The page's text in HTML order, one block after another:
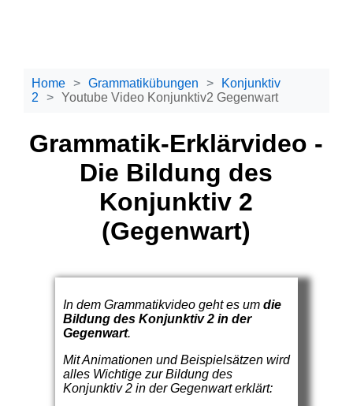
Home Grammatikübungen
Konjunktiv
2
Youtube Video Konjunktiv2 Gegenwart
Grammatik-Erklärvideo -
Die Bildung des
Konjunktiv 2
(Gegenwart)
In dem Grammatikvideo geht es um die
Bildung des Konjunktiv 2 in der
Gegenwart.
Mit Animationen und Beispielsätzen wird
alles Wichtige zur Bildung des
Konjunktiv 2 in der Gegenwart erklärt: